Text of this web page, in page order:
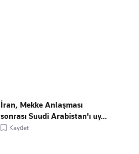
İran, Mekke Anlaşması
sonrası Suudi Arabistan'ı uy...
Kaydet